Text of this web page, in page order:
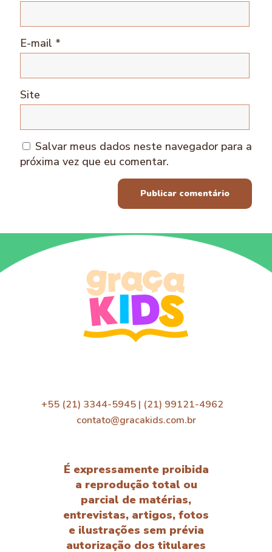
E-mail *
Site
Salvar meus dados neste navegador para a
próxima vez que eu comentar.
+55 (21) 3344-5945 | (21) 99121-4962
contato@gracakids.com.br
É expressamente proibida
a reprodução total ou
parcial de matérias,
entrevistas, artigos, fotos
e ilustrações sem prévia
autorização dos titulares